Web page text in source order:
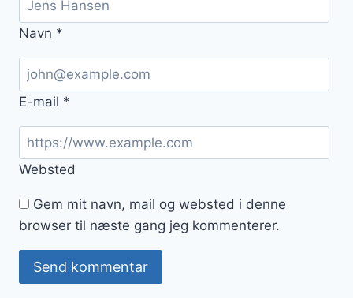
Navn *
E-mail *
Websted
Gem mit navn, mail og websted i denne
browser til næste gang jeg kommenterer.